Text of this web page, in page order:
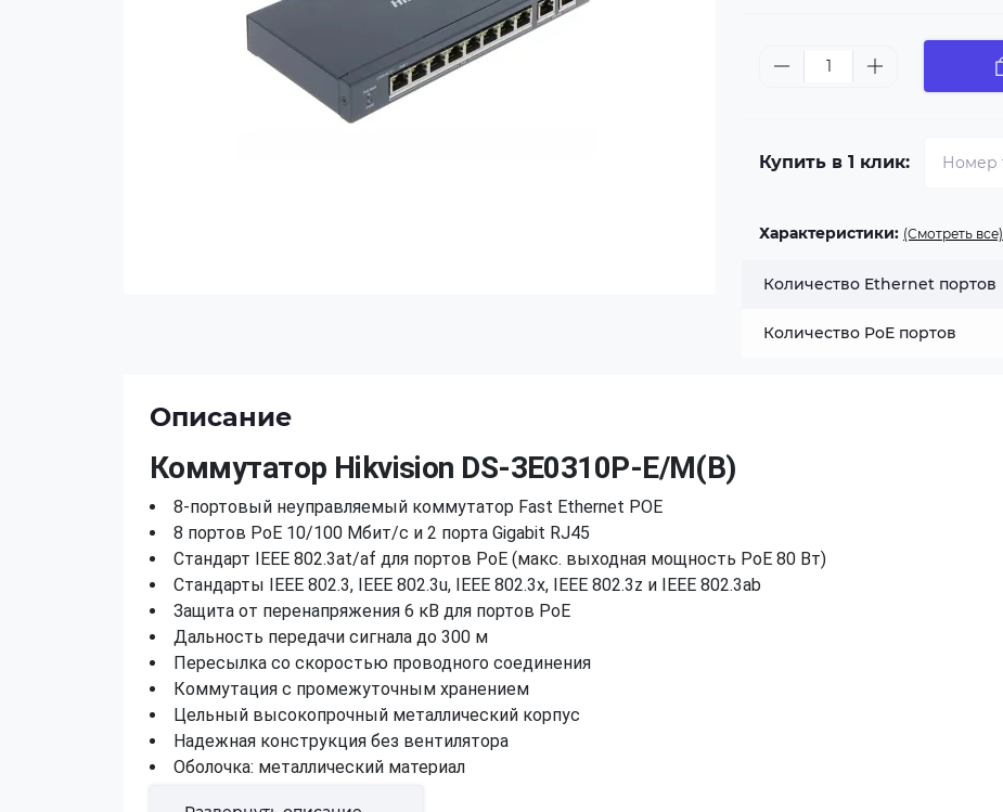
Купить в 1 клик:
Характеристики: (Смотреть все)
Количество Ethernet портов
Количество PoE портов
Описание
Коммутатор Hikvision DS-3E0310P-E/M(B)
8-портовый неуправляемый коммутатор Fast Ethernet POE
8 портов PoE 10/100 Мбит/с и 2 порта Gigabit RJ45
Стандарт IEEE 802.3at/af для портов PoE (макс. выходная мощность PoE 80 Вт)
Стандарты IEEE 802.3, IEEE 802.3u, IEEE 802.3x, IEEE 802.3z и IEEE 802.3ab
Защита от перенапряжения 6 кВ для портов PoE
Дальность передачи сигнала до 300 м
Пересылка со скоростью проводного соединения
Коммутация с промежуточным хранением
Цельный высокопрочный металлический корпус
Надежная конструкция без вентилятора
Оболочка: металлический материал